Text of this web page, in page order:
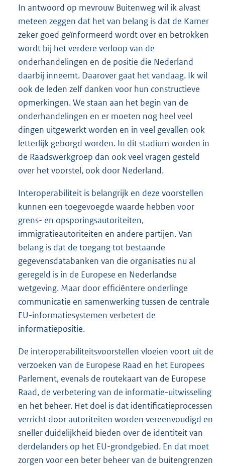
In antwoord op mevrouw Buitenweg wil ik alvast
meteen zeggen dat het van belang is dat de Kamer
zeker goed geïnformeerd wordt over en betrokken
wordt bij het verdere verloop van de
onderhandelingen en de positie die Nederland
daarbij inneemt. Daarover gaat het vandaag. Ik wil
ook de leden zelf danken voor hun constructieve
opmerkingen. We staan aan het begin van de
onderhandelingen en er moeten nog heel veel
dingen uitgewerkt worden en in veel gevallen ook
letterlijk geborgd worden. In dit stadium worden in
de Raadswerkgroep dan ook veel vragen gesteld
over het voorstel, ook door Nederland.
Interoperabiliteit is belangrijk en deze voorstellen
kunnen een toegevoegde waarde hebben voor
grens- en opsporingsautoriteiten,
immigratieautoriteiten en andere partijen. Van
belang is dat de toegang tot bestaande
gegevensdatabanken van die organisaties nu al
geregeld is in de Europese en Nederlandse
wetgeving. Maar door efficiëntere onderlinge
communicatie en samenwerking tussen de centrale
EU-informatiesystemen verbetert de
informatiepositie.
De interoperabiliteitsvoorstellen vloeien voort uit de
verzoeken van de Europese Raad en het Europees
Parlement, evenals de routekaart van de Europese
Raad, de verbetering van de informatie-uitwisseling
en het beheer. Het doel is dat identificatieprocessen
verricht door autoriteiten worden vereenvoudigd en
sneller duidelijkheid bieden over de identiteit van
derdelanders op het EU-grondgebied. En dat moet
zorgen voor een beter beheer van de buitengrenzen